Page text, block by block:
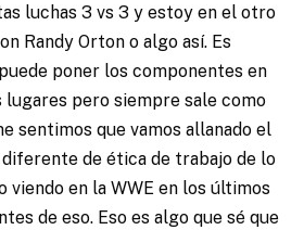
luchas 3 vs 3 y estoy en el otro
Randy Orton o algo así. Es
poner los componentes en
pero siempre sale como
sentimos que vamos allanado el
de ética de trabajo de lo
viendo en la WWE en los últimos
de eso. Eso es algo que sé que